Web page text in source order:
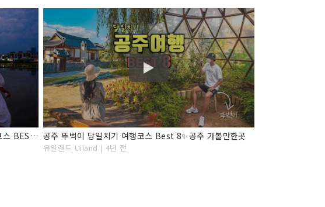
[국내여행 당일치기 가볼만한곳] 충남 당진 여행코스 BEST4 w. 신평양조장 공주 뚜벅이 당일치기 여행코스 Best 8✨공주 가볼만한곳
유일랜드 Uiland | 4년 전